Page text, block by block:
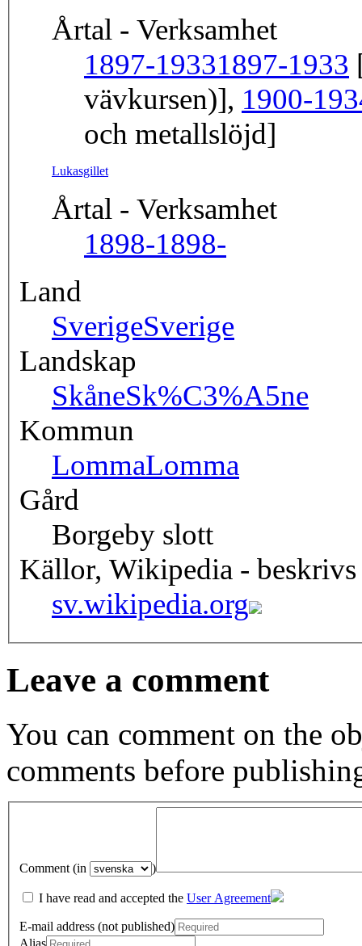
Årtal - Verksamhet
1897-19331897-1933
vävkursen)], 1900-
och metallslöjd]
Lukasgillet
Årtal - Verksamhet
1898-1898-
Land
SverigeSverige
Landskap
SkåneSk%C3%A5ne
Kommun
LommaLomma
Gård
Borgeby slott
Källor, Wikipedia - beskrivs
sv.wikipedia.org
Leave a comment
You can comment on the
comments before
Comment (in )
I have read and accepted the User Agreement
E-mail address (not published)